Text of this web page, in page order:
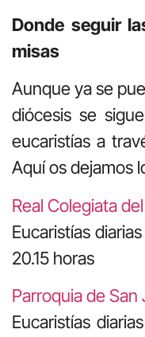
Donde seguir
misas
Aunque ya se
diócesis se
eucaristías a
Aquí os dejamos
Real Colegiata
Eucaristías
20.15 horas
Parroquia de San
Eucaristías